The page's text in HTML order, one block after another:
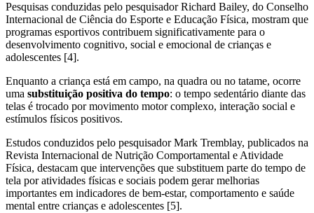
Pesquisas conduzidas pelo pesquisador Richard Bailey, do Conselho
Internacional de Ciência do Esporte e Educação Física, mostram que
programas esportivos contribuem significativamente para o
desenvolvimento cognitivo, social e emocional de crianças e
adolescentes [4].
Enquanto a criança está em campo, na quadra ou no tatame, ocorre
uma substituição positiva do tempo: o tempo sedentário diante das
telas é trocado por movimento motor complexo, interação social e
estímulos físicos positivos.
Estudos conduzidos pelo pesquisador Mark Tremblay, publicados na
Revista Internacional de Nutrição Comportamental e Atividade
Física, destacam que intervenções que substituem parte do tempo de
tela por atividades físicas e sociais podem gerar melhorias
importantes em indicadores de bem-estar, comportamento e saúde
mental entre crianças e adolescentes [5].